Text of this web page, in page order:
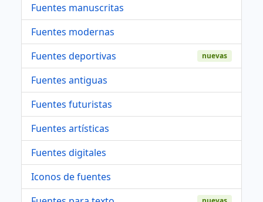
Fuentes manuscritas
Fuentes modernas
Fuentes deportivas
nuevas
Fuentes antiguas
Fuentes futuristas
Fuentes artísticas
Fuentes digitales
Iconos de fuentes